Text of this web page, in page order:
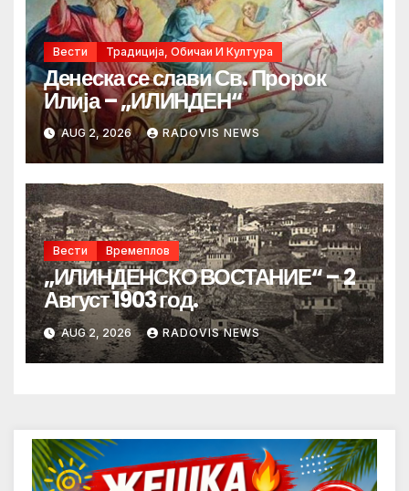
Вести Традиција, Обичаи И Култура
Денеска се слави Св. Пророк
Илија – „ИЛИНДЕН“
AUG 2, 2026 RADOVIS NEWS
Вести Времеплов
„ИЛИНДЕНСКО ВОСТАНИЕ“ – 2
Август 1903 год.
AUG 2, 2026 RADOVIS NEWS